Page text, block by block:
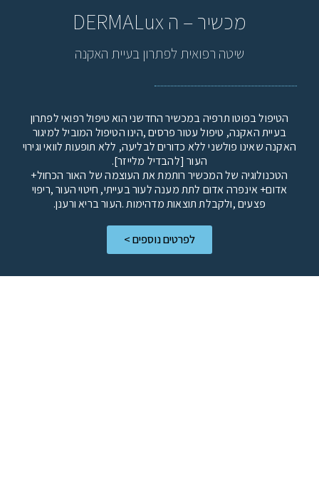
מכשיר – ה DERMALux
שיטה רפואית לפתרון בעיית האקנה
הטיפול בפוטו תרפיה במכשיר החדשני הוא טיפול רפואי לפתרון
בעיית האקנה, טיפול עטור פרסים ,הינו הטיפול המוביל למיגור
האקנה שאינו פולשני ללא כדורים לבליעה, ללא תופעות לוואי וגירוי
העור [להבדיל מלייזר].
הטכנולוגיה של המכשיר רותמת את העוצמה של האור הכחול+
אדום+ אינפרה אדום לתת מענה לעור בעייתי, חיטוי העור ,ריפוי
פצעים ,ולקבלת תוצאות מדהימות .העור בריא ורענן.
לפרטים נוספים >